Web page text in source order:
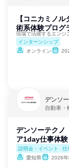
【コニカミノ
術系体験プログ
インターンシップ
オンライン
デンソ
自動車・
デンソーテクノ
ア1day仕事体験
説明会・イベント
仕
愛知県
2026年